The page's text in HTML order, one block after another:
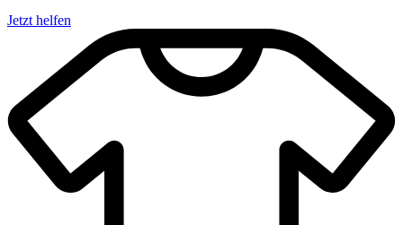
Jetzt helfen